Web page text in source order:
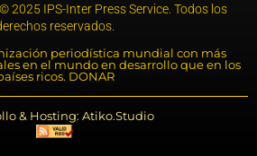
2025 IPS-Inter Press Service. Todos los
reservados.
periodística mundial con más
en el mundo en desarrollo que en los
ricos. DONAR
& Hosting: Atiko.Studio